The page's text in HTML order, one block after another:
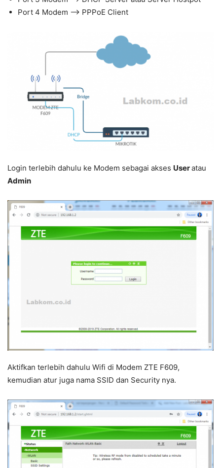
Port 4 Modem –> PPPoE Client
Login terlebih dahulu ke Modem sebagai akses Useratau
Admin
Aktifkan terlebih dahulu Wifi di Modem ZTE F609,
kemudian atur juga nama SSID dan Security nya.